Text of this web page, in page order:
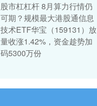
股市杠杠杆 8月算力行情仍
可期？规模最大港股通信息
技术ETF华宝（159131）放
量收涨1.42%，资金趁势加
码5300万份